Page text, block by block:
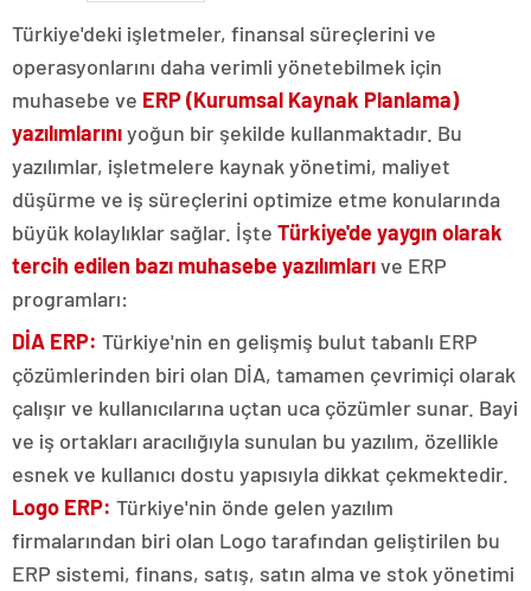
Türkiye'deki işletmeler, finansal süreçlerini ve
operasyonlarını daha verimli yönetebilmek için
muhasebe ve ERP (Kurumsal Kaynak Planlama)
yazılımlarınıyoğun bir şekilde kullanmaktadır. Bu
yazılımlar, işletmelere kaynak yönetimi, maliyet
düşürme ve iş süreçlerini optimize etme konularında
büyük kolaylıklar sağlar. İşte Türkiye'de yaygın olarak
tercih edilen bazı muhasebe yazılımlarıve ERP
programları:
DİA ERP: Türkiye'nin en gelişmiş bulut tabanlı ERP
çözümlerinden biri olan DİA, tamamen çevrimiçi olarak
çalışır ve kullanıcılarına uçtan uca çözümler sunar. Bayi
ve iş ortakları aracılığıyla sunulan bu yazılım, özellikle
esnek ve kullanıcı dostu yapısıyla dikkat çekmektedir.
Logo ERP: Türkiye'nin önde gelen yazılım
firmalarından biri olan Logo tarafından geliştirilen bu
ERP sistemi, finans, satış, satın alma ve stok yönetimi